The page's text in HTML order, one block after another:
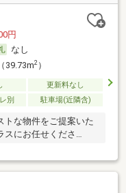
円
なし
39.73m2）
更新料なし
別 駐車場(近隣含)
トな物件をご提案いた
スにお任せくださ